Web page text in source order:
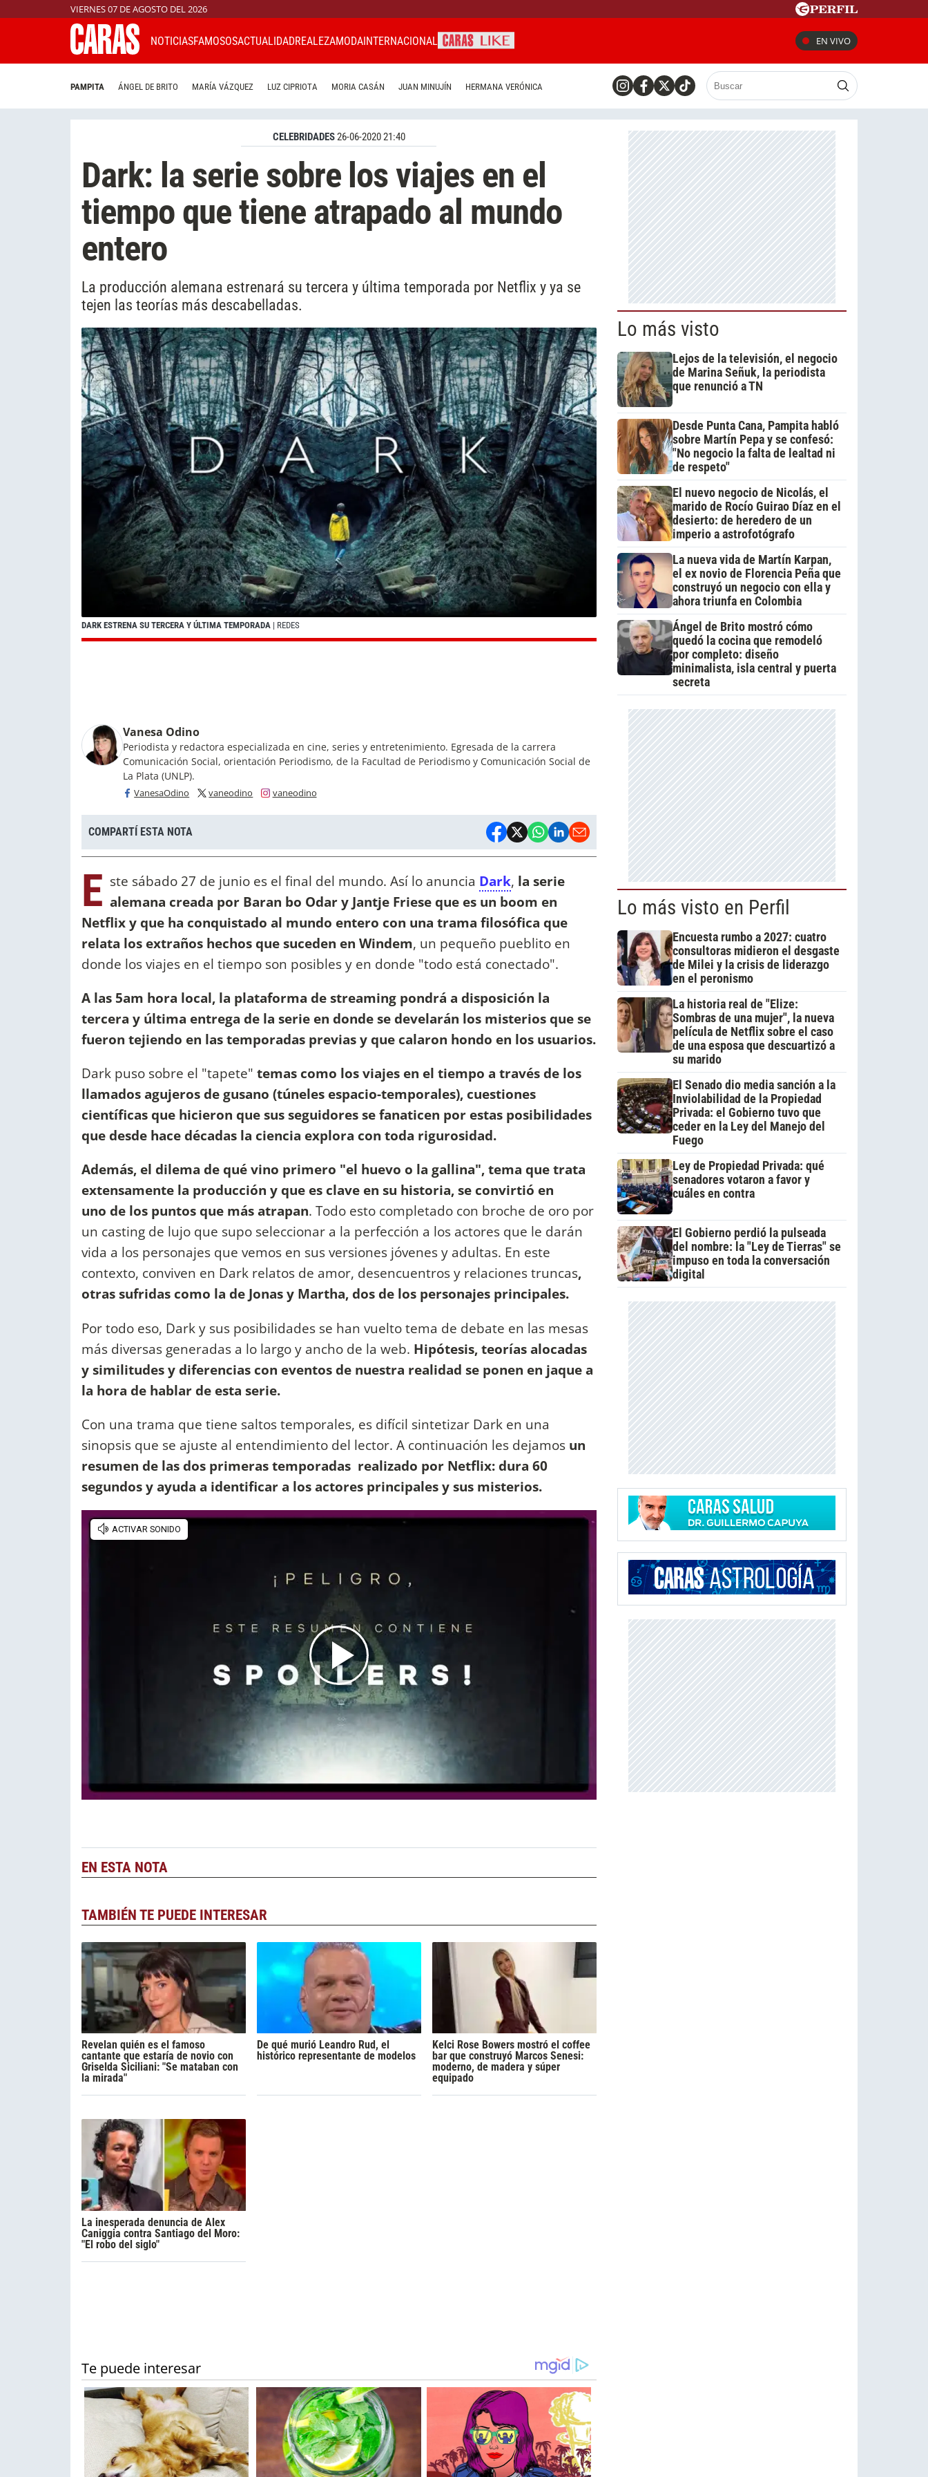
VIERNES 07 DE AGOSTO DEL 2026
NOTICIASFAMOSOSACTUALIDADREALEZAMODAINTERNACIONAL EN VIVO
PAMPITA ÁNGEL DE BRITO MARÍA VÁZQUEZ LUZ CIPRIOTA MORIA CASÁN JUAN MINUJÍN HERMANA VERÓNICA
CELEBRIDADES26-06-2020 21:40
Dark: la serie sobre los viajes en el
tiempo que tiene atrapado al mundo
entero
La producción alemana estrenará su tercera y última temporada por Netflix y ya se
tejen las teorías más descabelladas.
DARK ESTRENA SU TERCERA Y ÚLTIMA TEMPORADA | REDES
Vanesa Odino
Periodista y redactora especializada en cine, series y entretenimiento. Egresada de la carrera
Comunicación Social, orientación Periodismo, de la Facultad de Periodismo y Comunicación Social de
La Plata (UNLP).
VanesaOdino vaneodino vaneodino
COMPARTÍ ESTA NOTA
E ste sábado 27 de junio es el final del mundo. Así lo anuncia Dark, la serie
alemana creada por Baran bo Odar y Jantje Friese que es un boom en
Netflix y que ha conquistado al mundo entero con una trama filosófica que
relata los extraños hechos que suceden en Windem, un pequeño pueblito en
donde los viajes en el tiempo son posibles y en donde "todo está conectado".
A las 5am hora local, la plataforma de streaming pondrá a disposición la
tercera y última entrega de la serie en donde se develarán los misterios que se
fueron tejiendo en las temporadas previas y que calaron hondo en los usuarios.
Dark puso sobre el "tapete" temas como los viajes en el tiempo a través de los
llamados agujeros de gusano (túneles espacio-temporales), cuestiones
científicas que hicieron que sus seguidores se fanaticen por estas posibilidades
que desde hace décadas la ciencia explora con toda rigurosidad.
Además, el dilema de qué vino primero "el huevo o la gallina", tema que trata
extensamente la producción y que es clave en su historia, se convirtió en
uno de los puntos que más atrapan. Todo esto completado con broche de oro por
un casting de lujo que supo seleccionar a la perfección a los actores que le darán
vida a los personajes que vemos en sus versiones jóvenes y adultas. En este
contexto, conviven en Dark relatos de amor, desencuentros y relaciones truncas,
otras sufridas como la de Jonas y Martha, dos de los personajes principales.
Por todo eso, Dark y sus posibilidades se han vuelto tema de debate en las mesas
más diversas generadas a lo largo y ancho de la web. Hipótesis, teorías alocadas
y similitudes y diferencias con eventos de nuestra realidad se ponen en jaque a
la hora de hablar de esta serie.
Con una trama que tiene saltos temporales, es difícil sintetizar Dark en una
sinopsis que se ajuste al entendimiento del lector. A continuación les dejamos un
resumen de las dos primeras temporadas realizado por Netflix: dura 60
segundos y ayuda a identificar a los actores principales y sus misterios.
EN ESTA NOTA
TAMBIÉN TE PUEDE INTERESAR
Revelan quién es el famoso
cantante que estaría de novio con
Griselda Siciliani: "Se mataban con
la mirada"
De qué murió Leandro Rud, el
histórico representante de modelos
Kelci Rose Bowers mostró el coffee
bar que construyó Marcos Senesi:
moderno, de madera y súper
equipado
La inesperada denuncia de Alex
Caniggia contra Santiago del Moro:
"El robo del siglo"
Lo más visto
Lejos de la televisión, el negocio
de Marina Señuk, la periodista
que renunció a TN
Desde Punta Cana, Pampita habló
sobre Martín Pepa y se confesó:
"No negocio la falta de lealtad ni
de respeto"
El nuevo negocio de Nicolás, el
marido de Rocío Guirao Díaz en el
desierto: de heredero de un
imperio a astrofotógrafo
La nueva vida de Martín Karpan,
el ex novio de Florencia Peña que
construyó un negocio con ella y
ahora triunfa en Colombia
Ángel de Brito mostró cómo
quedó la cocina que remodeló
por completo: diseño
minimalista, isla central y puerta
secreta
Lo más visto en Perfil
Encuesta rumbo a 2027: cuatro
consultoras midieron el desgaste
de Milei y la crisis de liderazgo
en el peronismo
La historia real de "Elize:
Sombras de una mujer", la nueva
película de Netflix sobre el caso
de una esposa que descuartizó a
su marido
El Senado dio media sanción a la
Inviolabilidad de la Propiedad
Privada: el Gobierno tuvo que
ceder en la Ley del Manejo del
Fuego
Ley de Propiedad Privada: qué
senadores votaron a favor y
cuáles en contra
El Gobierno perdió la pulseada
del nombre: la "Ley de Tierras" se
impuso en toda la conversación
digital